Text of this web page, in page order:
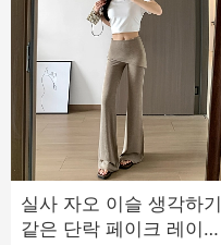
실사 자오 이슬 생각하기
같은 단락 페이크 레이어